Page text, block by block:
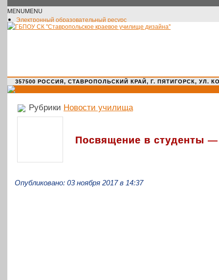
MENUMENU
Электронный образовательный ресурс
Официальное сообщество VK
357500 РОССИЯ, СТАВРОПОЛЬСКИЙ КРАЙ, Г. ПЯТИГОРСК, УЛ.
Рубрики Новости училища
Посвящение в студенты —
Опубликовано: 03 ноября 2017 в 14:37